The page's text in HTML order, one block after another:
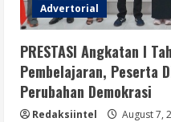
Advertorial
PRESTASI Angkatan I
Pembelajaran, Peserta
Perubahan Demokrasi
Redaksiintel August 7,